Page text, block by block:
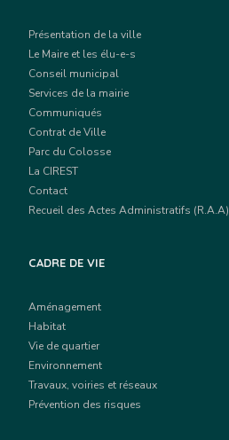
Présentation de la ville
Le Maire et les élu-e-s
Conseil municipal
Services de la mairie
Communiqués
Contrat de Ville
Parc du Colosse
La CIREST
Contact
Recueil des Actes Administratifs (R.A.A)
CADRE DE VIE
Aménagement
Habitat
Vie de quartier
Environnement
Travaux, voiries et réseaux
Prévention des risques